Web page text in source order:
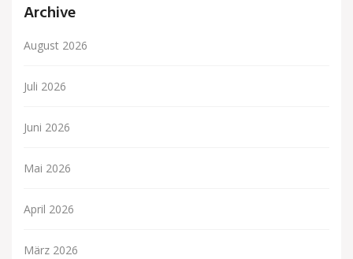
Archive
August 2026
Juli 2026
Juni 2026
Mai 2026
April 2026
März 2026